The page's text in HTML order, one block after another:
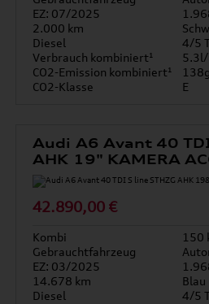
EZ: 07/2025
2.000 km
Diesel
4/5
Verbrauch kombiniert¹
CO2-Emission kombiniert¹
CO2-Klasse
E
Audi A6 Avant 40
AHK 19" KAMERA
42.890,00 €
Kombi
150
Gebrauchtfahrzeug
EZ: 03/2025
14.678 km
Blau
Diesel
4/5